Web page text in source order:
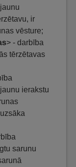
ir
vēsture;
> - darbība
tērzētavas
ierakstu
sarunu